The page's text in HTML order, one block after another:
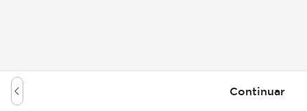
Continuar